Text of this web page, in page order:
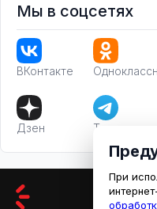
Мы в соцсетях
ВКонтакте
Дзен Телеграм
При